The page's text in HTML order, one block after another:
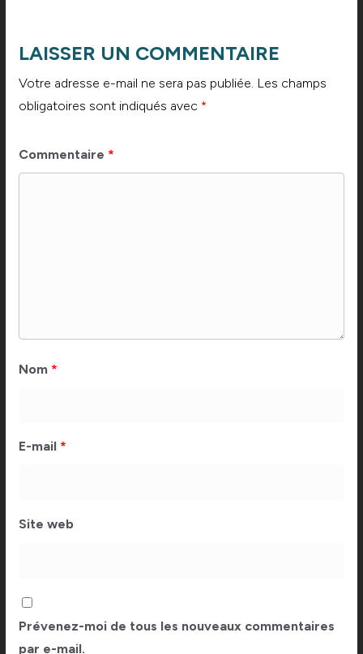
LAISSER UN COMMENTAIRE
Votre adresse e-mail ne sera pas publiée. Les champs
obligatoires sont indiqués avec *
Commentaire *
Nom *
E-mail *
Site web
Prévenez-moi de tous les nouveaux commentaires
par e-mail.